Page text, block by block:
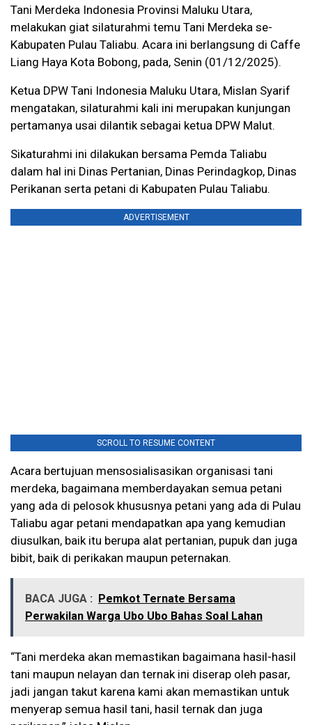
Tani Merdeka Indonesia Provinsi Maluku Utara,
melakukan giat silaturahmi temu Tani Merdeka se-
Kabupaten Pulau Taliabu. Acara ini berlangsung di Caffe
Liang Haya Kota Bobong, pada, Senin (01/12/2025).
Ketua DPW Tani Indonesia Maluku Utara, Mislan Syarif
mengatakan, silaturahmi kali ini merupakan kunjungan
pertamanya usai dilantik sebagai ketua DPW Malut.
Sikaturahmi ini dilakukan bersama Pemda Taliabu
dalam hal ini Dinas Pertanian, Dinas Perindagkop, Dinas
Perikanan serta petani di Kabupaten Pulau Taliabu.
ADVERTISEMENT
SCROLL TO RESUME CONTENT
Acara bertujuan mensosialisasikan organisasi tani
merdeka, bagaimana memberdayakan semua petani
yang ada di pelosok khususnya petani yang ada di Pulau
Taliabu agar petani mendapatkan apa yang kemudian
diusulkan, baik itu berupa alat pertanian, pupuk dan juga
bibit, baik di perikakan maupun peternakan.
BACA JUGA : Pemkot Ternate Bersama
Perwakilan Warga Ubo Ubo Bahas Soal Lahan
“Tani merdeka akan memastikan bagaimana hasil-hasil
tani maupun nelayan dan ternak ini diserap oleh pasar,
jadi jangan takut karena kami akan memastikan untuk
menyerap semua hasil tani, hasil ternak dan juga